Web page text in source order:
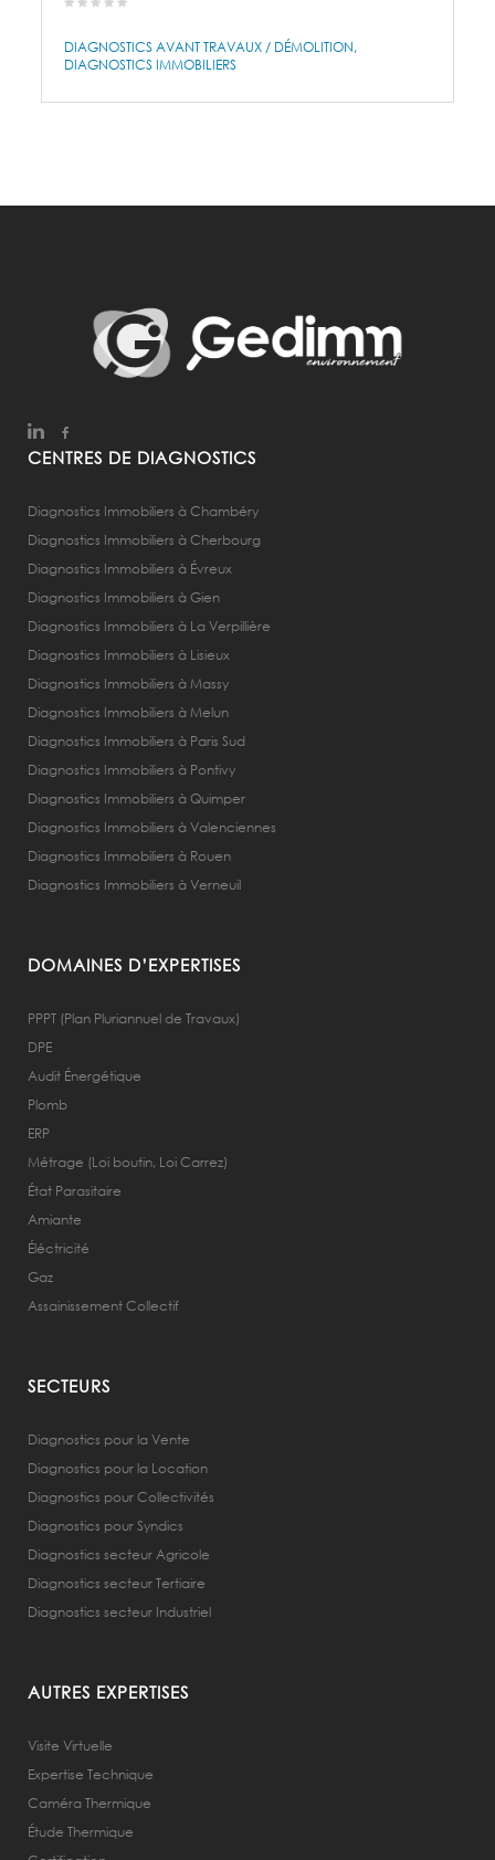
DIAGNOSTICS AVANT TRAVAUX / DÉMOLITION
DIAGNOSTICS IMMOBILIERS
CENTRES DE DIAGNOSTICS
Diagnostics Immobiliers à Chambéry
Diagnostics Immobiliers à Cherbourg
Diagnostics Immobiliers à Évreux
Diagnostics Immobiliers à Gien
Diagnostics Immobiliers à La Verpillière
Diagnostics Immobiliers à Lisieux
Diagnostics Immobiliers à Massy
Diagnostics Immobiliers à Melun
Diagnostics Immobiliers à Paris Sud
Diagnostics Immobiliers à Pontivy
Diagnostics Immobiliers à Quimper
Diagnostics Immobiliers à Valenciennes
Diagnostics Immobiliers à Rouen
Diagnostics Immobiliers à Verneuil
DOMAINES D’EXPERTISES
PPPT (Plan Pluriannuel de Travaux)
DPE
Audit Énergétique
Plomb
ERP
Métrage (Loi boutin, Loi Carrez)
État Parasitaire
Amiante
Éléctricité
Gaz
Assainissement Collectif
SECTEURS
Diagnostics pour la Vente
Diagnostics pour la Location
Diagnostics pour Collectivités
Diagnostics pour Syndics
Diagnostics secteur Agricole
Diagnostics secteur Tertiaire
Diagnostics secteur Industriel
AUTRES EXPERTISES
Visite Virtuelle
Expertise Technique
Caméra Thermique
Étude Thermique